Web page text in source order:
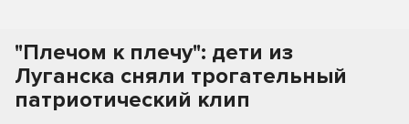
"Плечом к плечу": дети из
Луганска сняли трогательный
патриотический клип